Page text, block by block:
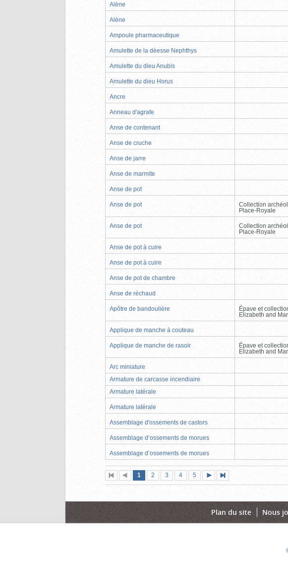
Alène
Alène
Ampoule pharmaceutique
Amulette de la déesse Nephthys
Amulette du dieu Anubis
Amulette du dieu Horus
Ancre
Anneau d'agrafe
Anse de contenant
Anse de cruche
Anse de jarre
Anse de marmite
Anse de pot
Anse de pot
Collection
Place-Royale
Anse de pot
Collection
Place-Royale
Anse de pot à cuire
Anse de pot à cuire
Anse de pot de chambre
Anse de réchaud
Apôtre de bandoulière
Épave et
Elizabeth and
Applique de manche à couteau
Applique de manche de rasoir
Épave et
Elizabeth and
Arc miniature
Armature de carcasse incendiaire
Armature latérale
Armature latérale
Assemblage d'ossements de castors
Assemblage d’ossements de morues
Assemblage d’ossements de morues
Première
page
Page
précédente
Page
1 (page
actuelle)
Page
2 Page
3 Page
4 Page
5
suivante
page
Plan du site Nous